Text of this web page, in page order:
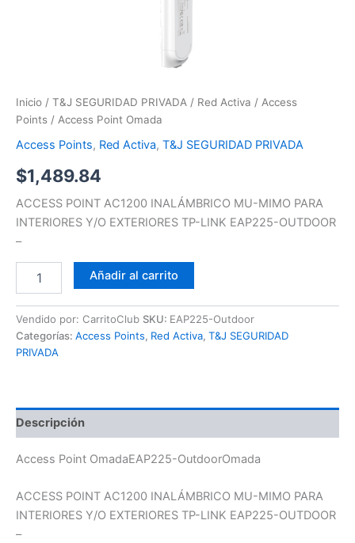
Inicio / T&J SEGURIDAD PRIVADA / Red Activa / Access
Points / Access Point Omada
Access Points, Red Activa, T&J SEGURIDAD PRIVADA
$1,489.84
ACCESS POINT AC1200 INALÁMBRICO MU-MIMO PARA
INTERIORES Y/O EXTERIORES TP-LINK EAP225-OUTDOOR
–
Añadir al carrito
Vendido por: CarritoClub SKU: EAP225-Outdoor
Categorías: Access Points, Red Activa, T&J SEGURIDAD
PRIVADA
Descripción
Access Point OmadaEAP225-OutdoorOmada
ACCESS POINT AC1200 INALÁMBRICO MU-MIMO PARA
INTERIORES Y/O EXTERIORES TP-LINK EAP225-OUTDOOR
–